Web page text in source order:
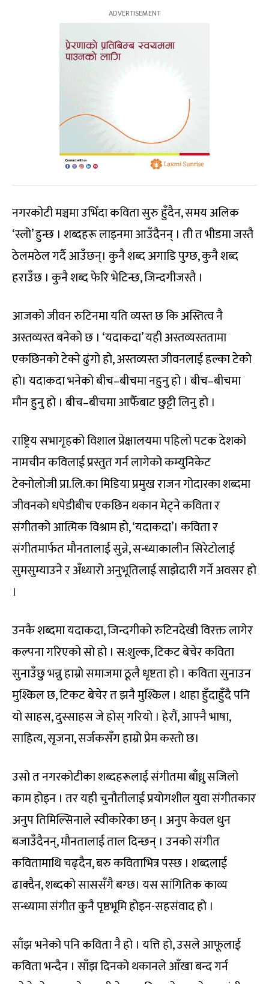
नगरकोटी मञ्चमा उभिँदा कविता सुरु हुँदैन, समय अलिक
‘स्लो’ हुन्छ । शब्दहरू लाइनमा आउँदैनन् । ती त भीडमा जस्तै
ठेलमठेल गर्दै आउँछन्। कुनै शब्द अगाडि पुग्छ, कुनै शब्द
हराउँछ । कुनै शब्द फेरि भेटिन्छ, जिन्दगीजस्तै ।
आजको जीवन रुटिनमा यति व्यस्त छ कि अस्तित्व नै
अस्तव्यस्त बनेको छ । ‘यदाकदा’ यही अस्तव्यस्ततामा
एकछिनको टेक्ने ढुंगो हो, अस्तव्यस्त जीवनलाई हल्का टेको
हो। यदाकदा भनेको बीच–बीचमा नहुनु हो । बीच–बीचमा
मौन हुनु हो । बीच–बीचमा आफैँबाट छुट्टी लिनु हो ।
राष्ट्रिय सभागृहको विशाल प्रेक्षालयमा पहिलो पटक देशको
नामचीन कविलाई प्रस्तुत गर्न लागेको कम्युनिकेट
टेक्नोलोजी प्रा.लि.का मिडिया प्रमुख राजन गोदारका शब्दमा
जीवनको धपेडीबीच एकछिन थकान मेट्ने कविता र
संगीतको आत्मिक विश्राम हो, ‘यदाकदा’। कविता र
संगीतमार्फत मौनतालाई सुन्ने, सन्ध्याकालीन सिरेटोलाई
सुमसुम्याउने र अँध्यारो अनुभूतिलाई साझेदारी गर्ने अवसर हो
।
उनकै शब्दमा यदाकदा, जिन्दगीको रुटिनदेखी विरक्त लागेर
कल्पना गरिएको सो हो । स:शुल्क, टिकट बेचेर कविता
सुनाउँछु भन्नु हाम्रो समाजमा ठूलै धृष्टता हो । कविता सुनाउन
मुश्किल छ, टिकट बेचेर त झनै मुश्किल । थाहा हुँदाहुँदै पनि
यो साहस, दुस्साहस जे होस् गरियो । हेरौं, आफ्नै भाषा,
साहित्य, सृजना, सर्जकसँग हाम्रो प्रेम कस्तो छ।
उसो त नगरकोटीका शब्दहरूलाई संगीतमा बाँध्नु सजिलो
काम होइन । तर यही चुनौतीलाई प्रयोगशील युवा संगीतकार
अनुप तिमिल्सिनाले स्वीकारेका छन् । अनुप केवल धुन
बजाउँदैनन्, मौनतालाई ताल दिन्छन् । उनको संगीत
कवितामाथि चढ्दैन, बरु कविताभित्र पस्छ । शब्दलाई
ढाक्दैन, शब्दको साससँगै बग्छ। यस सांगितिक काव्य
सन्ध्यामा संगीत कुनै पृष्ठभूमि होइन-सहसंवाद हो ।
साँझ भनेको पनि कविता नै हो । यत्ति हो, उसले आफूलाई
कविता भन्दैन । साँझ दिनको थकानले आँखा बन्द गर्न